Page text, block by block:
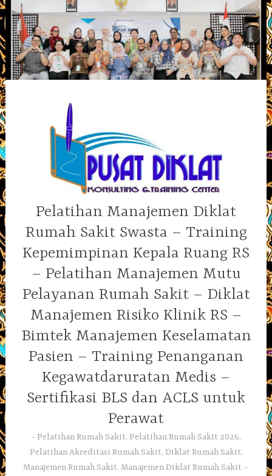
Skip
to
content
Pelatihan Manajemen Diklat
Rumah Sakit Swasta – Training
Kepemimpinan Kepala Ruang RS
– Pelatihan Manajemen Mutu
Pelayanan Rumah Sakit – Diklat
Manajemen Risiko Klinik RS –
Bimtek Manajemen Keselamatan
Pasien – Training Penanganan
Kegawatdaruratan Medis –
Sertifikasi BLS dan ACLS untuk
Perawat
Pelatihan Rumah Sakit, Pelatihan Rumah Sakit 2026,
Pelatihan Akreditasi Rumah Sakit, Diklat Rumah Sakit,
Manajemen Rumah Sakit, Manajemen Diklat Rumah Sakit –